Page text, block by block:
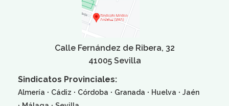
Calle Fernández de Ribera, 32
41005 Sevilla
Sindicatos Provinciales:
Almería · Cádiz · Córdoba · Granada · Huelva · Jaén